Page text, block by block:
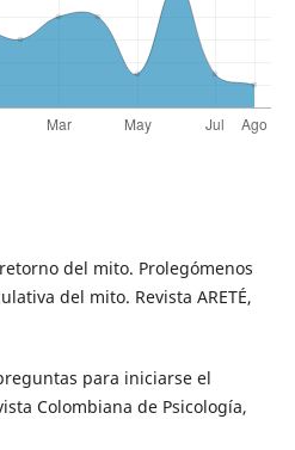
del mito. Prolegómenos
del mito. Revista ARETÉ,
para iniciarse el
Colombiana de Psicología,